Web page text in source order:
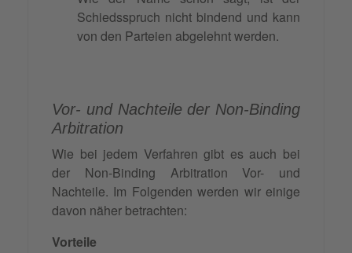
Schiedsspruch nicht bindend und kann
von den Parteien abgelehnt werden.
Vor- und Nachteile der Non-Binding
Arbitration
Wie bei jedem Verfahren gibt es auch bei
der Non-Binding Arbitration Vor- und
Nachteile. Im Folgenden werden wir einige
davon näher betrachten:
Vorteile